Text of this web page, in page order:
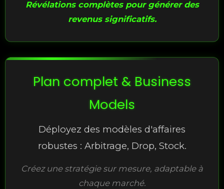
Révélations complètes pour générer des
revenus significatifs.
Plan complet & Business
Models
Déployez des modèles d'affaires
robustes : Arbitrage, Drop, Stock.
Créez une stratégie sur mesure, adaptable à
chaque marché.